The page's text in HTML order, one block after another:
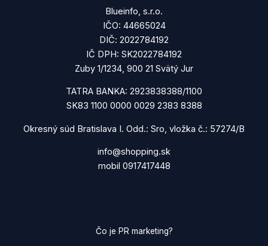
Blueinfo, s.r.o.
IČO: 44665024
DIČ: 2022784192
IČ DPH: SK2022784192
Zuby 1/1234, 900 21 Svätý Jur
TATRA BANKA: 2923838388/1100
SK83 1100 0000 0029 2383 8388
Okresný súd Bratislava I. Odd.: Sro, vložka č.: 57274/B
info@shopping.sk
mobil 0917417448
Čo je PR marketing?